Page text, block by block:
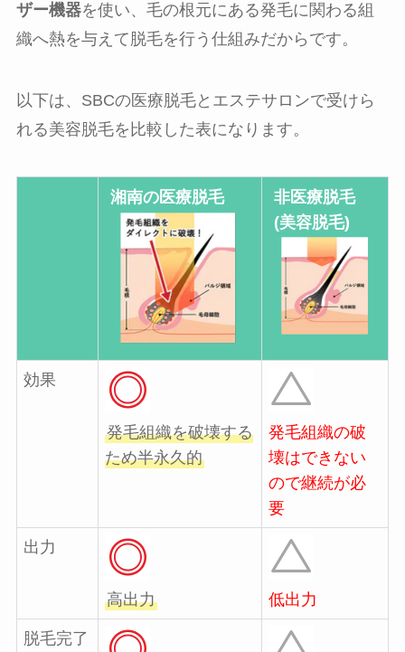
ザー機器を使い、毛の根元にある発毛に関わる組
織へ熱を与えて脱毛を行う仕組みだからです。
以下は、SBCの医療脱毛とエステサロンで受けら
れる美容脱毛を比較した表になります。
湘南の医療脱毛
非医療脱毛
(美容脱毛)
効果
発毛組織を破壊する
ため半永久的
発毛組織の破
壊はできない
ので継続が必
要
出力
高出力 低出力
脱毛完了